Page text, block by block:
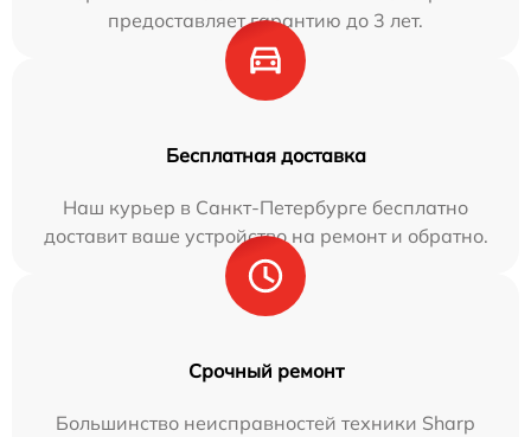
предоставляет гарантию до 3 лет.
Бесплатная доставка
Наш курьер в Санкт-Петербурге бесплатно
доставит ваше устройство на ремонт и обратно.
Срочный ремонт
Большинство неисправностей техники Sharp